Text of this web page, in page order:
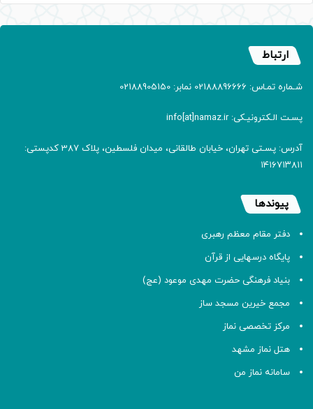
ارتباط
شـماره تمـاس: 02188896666 نمابر: 02188905150
پسـت الـکترونیـکی: info[at]namaz.ir
آدرس: پسـتی تهران، خیابان طالقانی، میدان فلسطین، پلاک 387 کدپستی:
۱۴۱۶۷۱۳۸۱۱
پیوندها
دفتر مقام معظم رهبری
پایگاه درسهایی از قرآن
بنیاد فرهنگی حضرت مهدی موعود (عج)
مجمع خیرین مسجد ساز
مرکز تخصصی نماز
هتل نماز مشهد
سامانه نماز من